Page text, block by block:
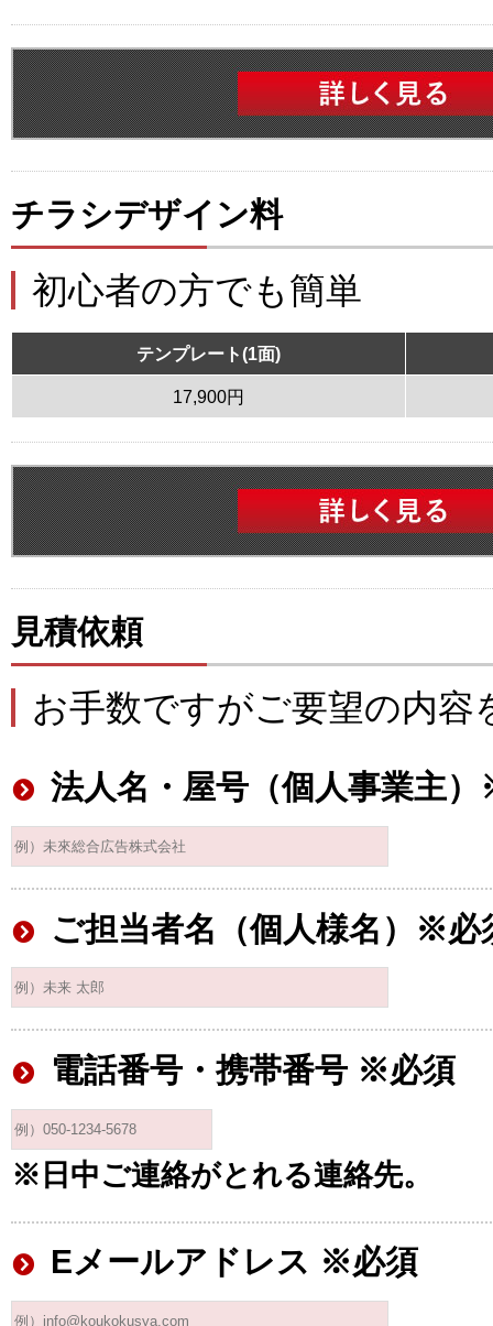
チラシデザイン料
初心者の方でも簡単
テンプレート(1面)
17,900円
見積依頼
お手数ですがご要望の内容
法人名・屋号（個人事業主
ご担当者名（個人様名）※必
電話番号・携帯番号 ※必須
※日中ご連絡がとれる連絡先。
Eメールアドレス ※必須